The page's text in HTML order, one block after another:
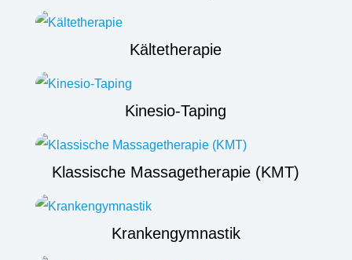
Kältetherapie
Kinesio-Taping
Klassische Massagetherapie (KMT)
Krankengymnastik